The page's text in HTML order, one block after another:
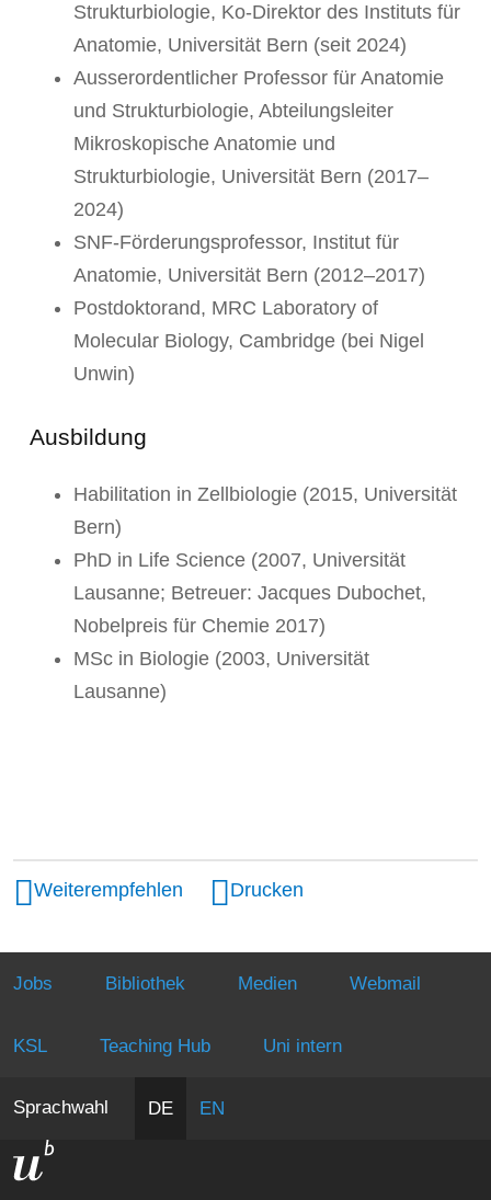
Strukturbiologie, Ko-Direktor des Instituts für
Anatomie, Universität Bern (seit 2024)
Ausserordentlicher Professor für Anatomie
und Strukturbiologie, Abteilungsleiter
Mikroskopische Anatomie und
Strukturbiologie, Universität Bern (2017–
2024)
SNF-Förderungsprofessor, Institut für
Anatomie, Universität Bern (2012–2017)
Postdoktorand, MRC Laboratory of
Molecular Biology, Cambridge (bei Nigel
Unwin)
Ausbildung
Habilitation in Zellbiologie (2015, Universität
Bern)
PhD in Life Science (2007, Universität
Lausanne; Betreuer: Jacques Dubochet,
Nobelpreis für Chemie 2017)
MSc in Biologie (2003, Universität
Lausanne)
Weiterempfehlen Drucken
sind
Mikroskopische Anatomie und Strukturbiologie
Informationen
über
diesen
Webauftritt
Jobs Bibliothek Medien Webmail
KSL Teaching Hub Uni intern
Sprachwahl DE EN